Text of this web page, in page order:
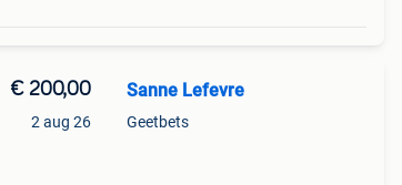
€ 200,00
2 aug 26
Sanne Lefevre
Geetbets